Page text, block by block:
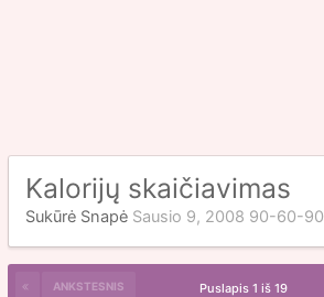
Kalorijų skaičiavimas
Sukūrė Snapė Sausio 9, 2008 90-60-90
ANKSTESNIS Puslapis 1 iš 19